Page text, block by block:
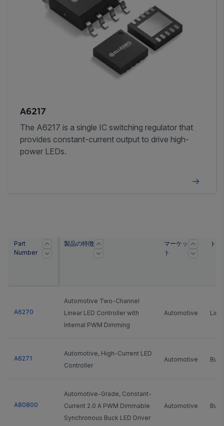
A6217
The A6217 is a single IC switching regulator that
provides constant-current output to drive high-
power LEDs.
Part
Number
製品の特徴
マーケッ
ト
ト
A6270
Automotive Two-Channel
Linear LED Controller with
Internal PWM Dimming
Automotive
A6271
Automotive, High-Current LED
Controller
Automotive
A80800
Automotive-Grade, Constant-
Current 2.0 A PWM Dimmable
Synchronous Buck LED Driver
Automotive Buck